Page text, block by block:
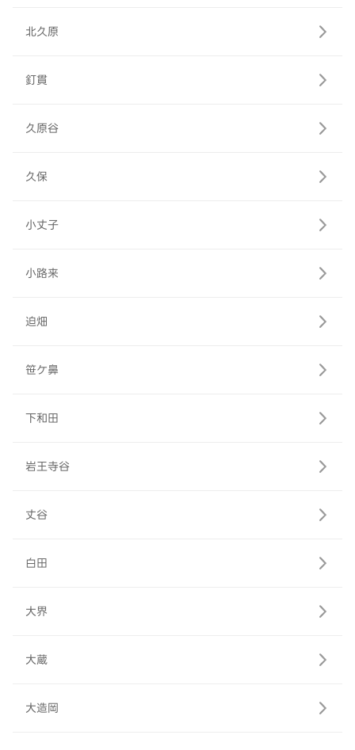
北久原
釘貫
久原谷
久保
小丈子
小路来
迫畑
笹ケ鼻
下和田
岩王寺谷
丈谷
白田
大界
大蔵
大造岡